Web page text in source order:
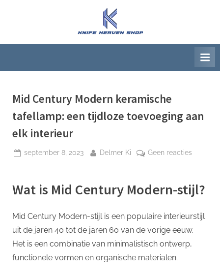
K
n
f
H
e
h
p
Mid Century Modern keramische
tafellamp: een tijdloze toevoeging aan
elk interieur
Geplaatst
september 8, 2023 Door
Delmer Ki Geen reactiesop
Modern
een
tijdloze
Wat is Mid Century Modern-stijl?
Mid Century Modern-stijl is een populaire interieurstijl
uit de jaren 40 tot de jaren 60 van de vorige eeuw.
Het is een combinatie van minimalistisch ontwerp,
functionele vormen en organische materialen.